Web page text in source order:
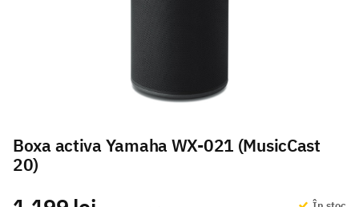
Boxa activa Yamaha WX-021 (MusicCast
20)